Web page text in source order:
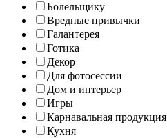
Болельщику
Вредные привычки
Галантерея
Готика
Декор
Для фотосессии
Дом и интерьер
Игры
Карнавальная продукция
Кухня